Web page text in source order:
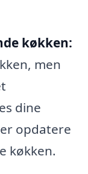
køkken:
men
dine
opdatere
køkken.